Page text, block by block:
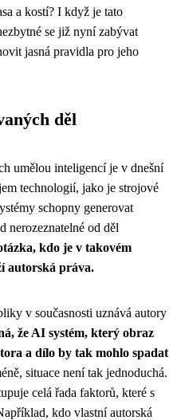
a kostí? I když je tato
se již nyní zabývat
jasná pravidla pro jeho
děl
umělou inteligencí je v dnešní
technologií, jako je strojové
schopny generovat
nerozeznatelné od děl
kdo je v takovém
autorská práva.
v současnosti uznává autory
že AI systém, který obraz
a dílo by tak mohlo spadat
situace není tak jednoduchá.
celá řada faktorů, které s
kdo vlastní autorská